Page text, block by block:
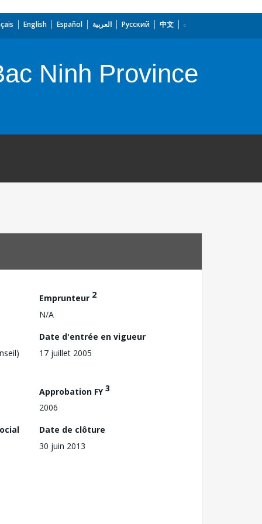
English Español العربية Русский 中文
Ninh Province
Emprunteur 2
N/A
Date d'entrée en vigueur
17 juillet 2005
Approbation FY3
2006
Date de clôture
30 juin 2013